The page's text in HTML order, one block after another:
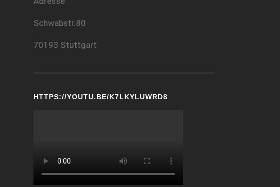
Schwabstr.80
70193 Stuttgart
HTTPS://YOUTU.BE/K7LKYLUWRD8